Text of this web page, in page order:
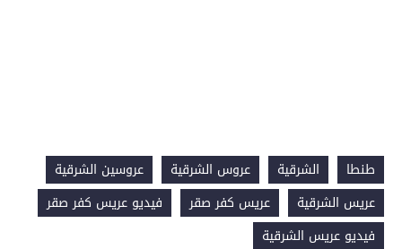
طنطا الشرقية عروس الشرقية
عروسين الشرقية
عريس الشرقية
عريس كفر صقر
فيديو عريس كفر صقر
فيديو عريس الشرقية